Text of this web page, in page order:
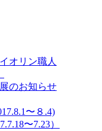
オリン職人
のお知らせ
〜８.4)
〜7.23）